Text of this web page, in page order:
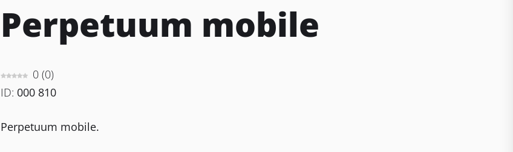
Perpetuum mobile
0 (0)
ID: 000 810
Perpetuum mobile.